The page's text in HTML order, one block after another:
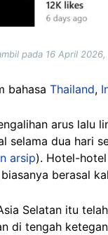
pada 16 April
bahasa Thailand,
arus lalu
selama dua hari
arsip). Hotel-
berasal
Selatan itu telah
di tengah